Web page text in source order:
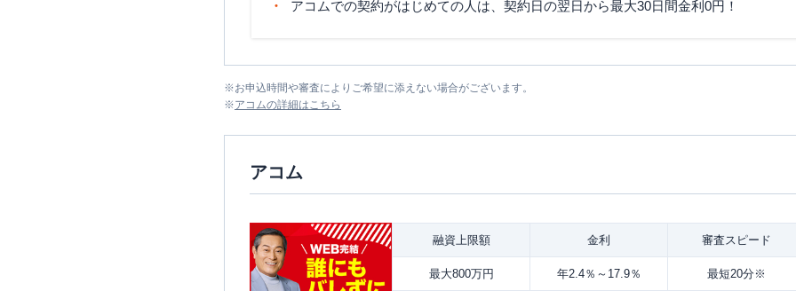
アコムでの契約がはじめての人は、契約日の翌日から最大30日間金利0円！
※お申込時間や審査によりご希望に添えない場合がございます。
※アコムの詳細はこちら
アコム
融資上限額 金利 審査スピード
最大800万円 年2.4％～17.9％ 最短20分※